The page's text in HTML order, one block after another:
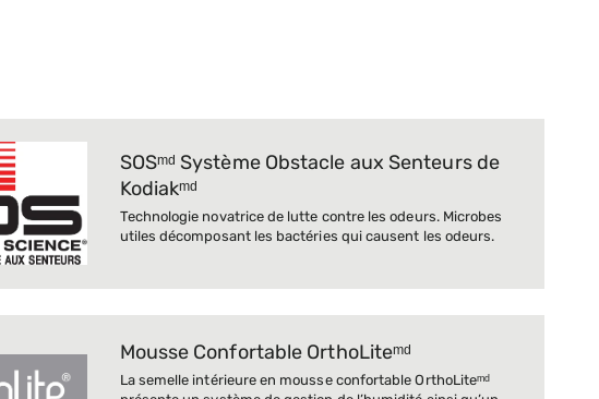
SOSᵐᵈ Système Obstacle aux Senteurs de
Kodiakᵐᵈ
Technologie novatrice de lutte contre les odeurs. Microbes
utiles décomposant les bactéries qui causent les odeurs.
Mousse Confortable OrthoLiteᵐᵈ
La semelle intérieure en mousse confortable OrthoLiteᵐᵈ